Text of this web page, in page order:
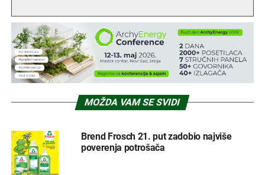
MOŽDA VAM SE SVIDI
Brend Frosch 21. put zadobio najviše
poverenja potrošača